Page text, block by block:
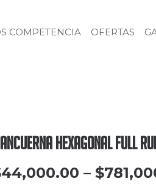
COMPETENCIA OFERTAS
Hexagonal Full
44,000.00 – $